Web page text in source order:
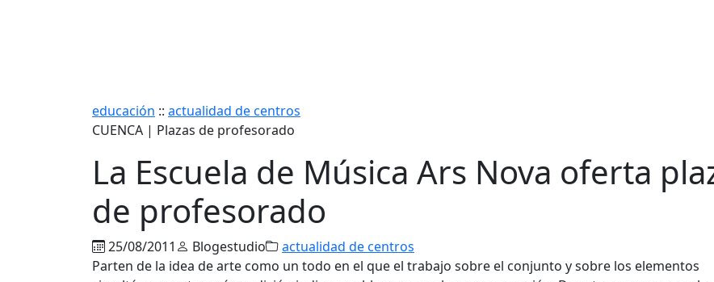
educación :: actualidad de centros
CUENCA | Plazas de profesorado
La Escuela de Música Ars Nova oferta
de profesorado
25/08/2011 Blogestudio
actualidad de centros
Parten de la idea de arte como un todo en el que el trabajo sobre el conjunto y sobre los elementos